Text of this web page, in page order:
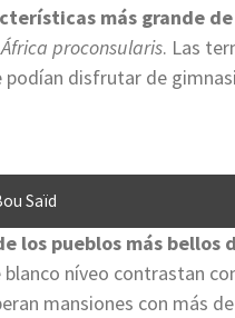
más grande
África proconsularis. Las
podían disfrutar de
Saïd
los pueblos más bellos
blanco níveo contrastan
mansiones con más